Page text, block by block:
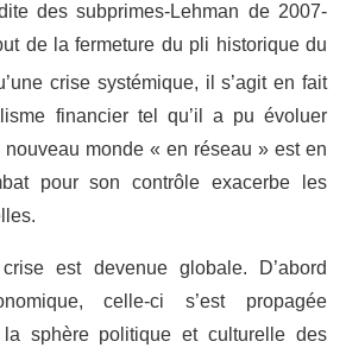
des subprimes-Lehman de 2007-
de la fermeture du pli historique du
crise systémique, il s’agit en fait
financier tel qu’il a pu évoluer
nouveau monde « en réseau » est en
pour son contrôle exacerbe les
est devenue globale. D’abord
celle-ci s’est propagée
la sphère politique et culturelle des